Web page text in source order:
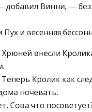
добавил Винни, — без
Хрюней внесли
Кролик как
ночевать.
Сова что